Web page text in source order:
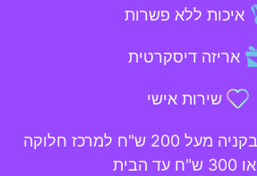
איכות ללא פשרות
אריזה דיסקרטית
שירות אישי
משלוח חינם בקניה מעל 200 ש"ח למרכז חלוקה
או 300 ש"ח עד הבית